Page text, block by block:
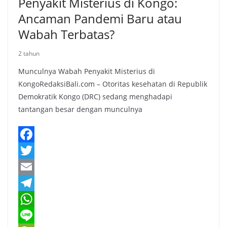
Ancaman Pandemi Baru atau
Wabah Terbatas?
2 tahun
Munculnya Wabah Penyakit Misterius di
KongoRedaksiBali.com – Otoritas kesehatan di Republik
Demokratik Kongo (DRC) sedang menghadapi
tantangan besar dengan munculnya
F
a
c
e
b
T
w
t
E
m
a
T
e
W